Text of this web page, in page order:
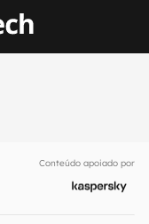
Conteúdo apoiado por
em primeira